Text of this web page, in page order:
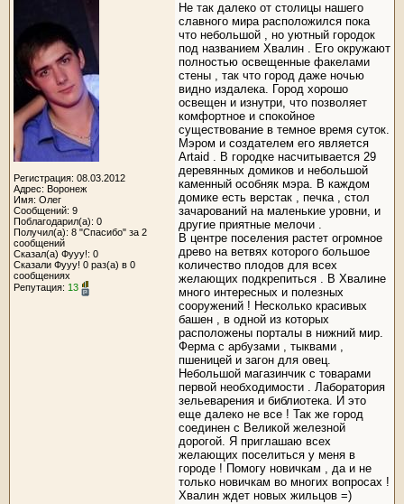
Регистрация: 08.03.2012
Адрес: Воронеж
Имя: Олег
Сообщений: 9
Поблагодарил(а): 0
Получил(а): 8 "Спасибо" за 2
сообщений
Сказал(а) Фууу!: 0
Сказали Фууу! 0 раз(а) в 0
сообщениях
Репутация: 13
Не так далеко от столицы нашего
славного мира расположился пока
что небольшой , но уютный городок
под названием Хвалин . Его окружают
полностью освещенные факелами
стены , так что город даже ночью
видно издалека. Город хорошо
освещен и изнутри, что позволяет
комфортное и спокойное
существование в темное время суток.
Мэром и создателем его является
Artaid . В городке насчитывается 29
деревянных домиков и небольшой
каменный особняк мэра. В каждом
домике есть верстак , печка , стол
зачарований на маленькие уровни, и
другие приятные мелочи .
В центре поселения растет огромное
древо на ветвях которого большое
количество плодов для всех
желающих подкрепиться . В Хвалине
много интересных и полезных
сооружений ! Несколько красивых
башен , в одной из которых
расположены порталы в нижний мир.
Ферма с арбузами , тыквами ,
пшеницей и загон для овец.
Небольшой магазинчик с товарами
первой необходимости . Лаборатория
зельеварения и библиотека. И это
еще далеко не все ! Так же город
соединен с Великой железной
дорогой. Я приглашаю всех
желающих поселиться у меня в
городе ! Помогу новичкам , да и не
только новичкам во многих вопросах !
Хвалин ждет новых жильцов =)